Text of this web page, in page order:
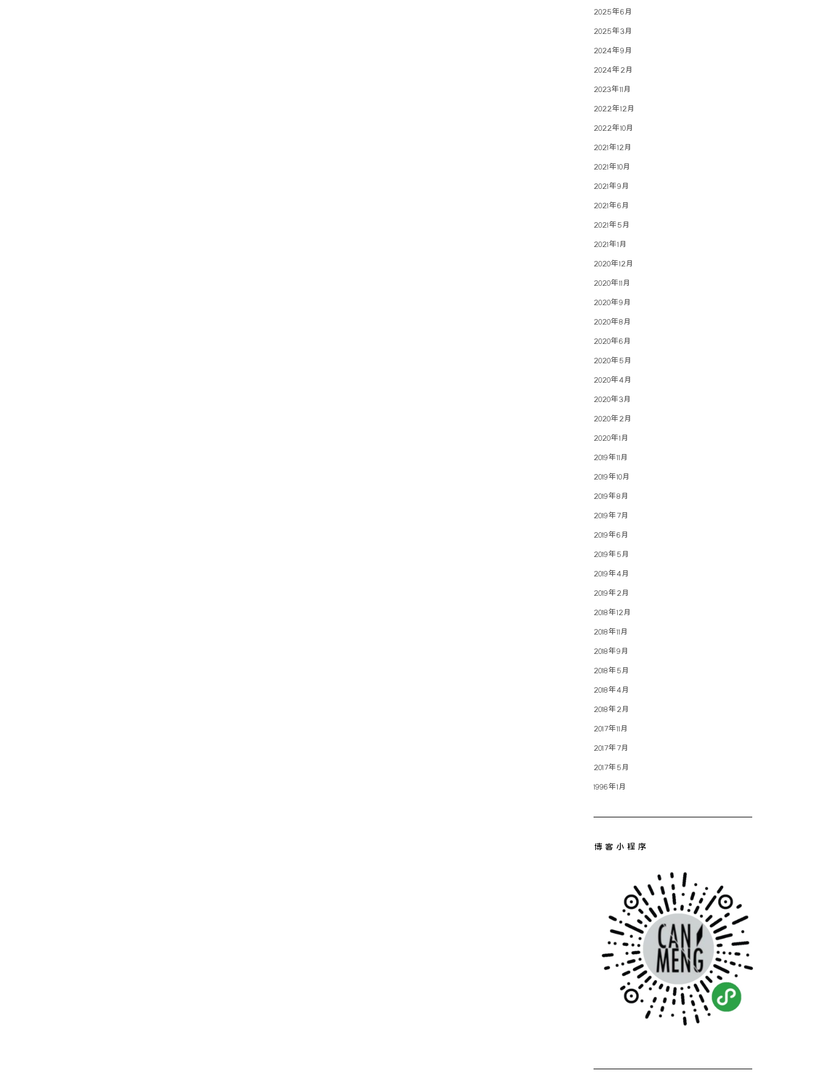
2025年6月
2025年3月
2024年9月
2024年2月
2023年11月
2022年12月
2022年10月
2021年12月
2021年10月
2021年9月
2021年6月
2021年5月
2021年1月
2020年12月
2020年11月
2020年9月
2020年8月
2020年6月
2020年5月
2020年4月
2020年3月
2020年2月
2020年1月
2019年11月
2019年10月
2019年8月
2019年7月
2019年6月
2019年5月
2019年4月
2019年2月
2018年12月
2018年11月
2018年9月
2018年5月
2018年4月
2018年2月
2017年11月
2017年7月
2017年5月
1996年1月
博客小程序